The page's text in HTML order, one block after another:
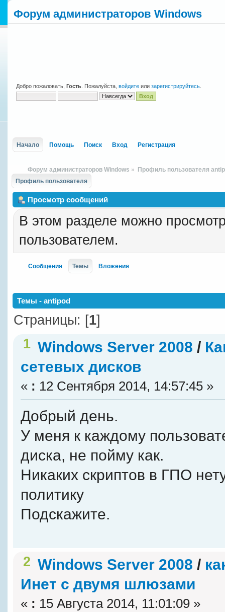
Форум администраторов Windows
Добро пожаловать, Гость . Пожалуйста, войдите или зарегистрируйтесь
Начало Помощь Поиск Вход Регистрация
Форум администраторов Windows »
Профиль пользователя
Профиль пользователя
Просмотр сообщений
В этом разделе можно
пользователем.
Сообщения Темы Вложения
Темы - antipod
Страницы: [1]
1 Windows Server 2008/
сетевых дисков
« : 12 Сентября 2014, 14:57:45 »
Добрый день.
У меня к каждому
диска, не пойму как.
Никаких скриптов в ГПО
политику
Подскажите.
2 Windows Server 2008/
Инет с двумя шлюзами
« : 15 Августа 2014, 11:01:09 »